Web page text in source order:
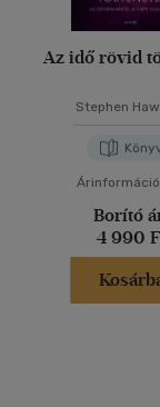
Az idő rövid
Stephen
Borító
4 990